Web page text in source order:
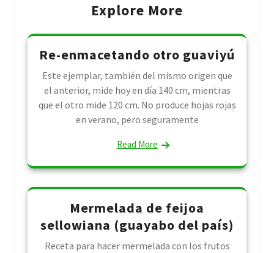
Explore More
Re-enmacetando otro guaviyú
Este ejemplar, también del mismo origen que
el anterior, mide hoy en día 140 cm, mientras
que el otro mide 120 cm. No produce hojas rojas
en verano, pero seguramente
Read More
Mermelada de feijoa
sellowiana (guayabo del país)
Receta para hacer mermelada con los frutos